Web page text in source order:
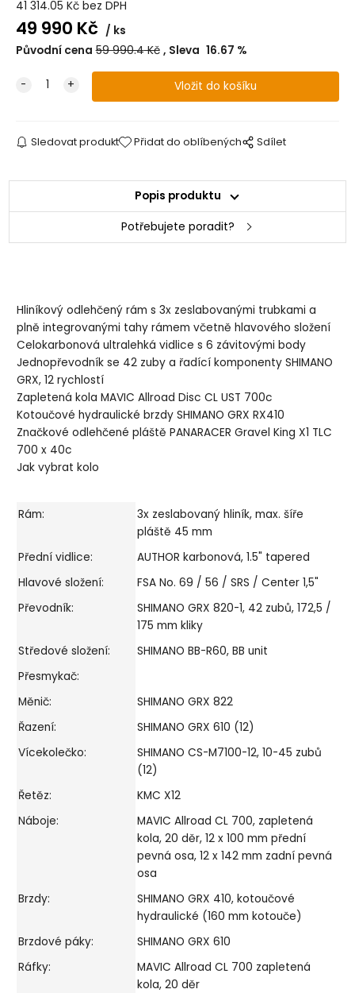
41 314.05 Kč bez DPH
49 990 Kč
ks
Původní cena 59 990.4Kč Sleva 16.67 %
Sledovat produkt Přidat do oblíbených Sdílet
Popis produktu
Potřebujete poradit?
Hliníkový odlehčený rám s 3x zeslabovanými trubkami a
plně integrovanými tahy rámem včetně hlavového složení
Celokarbonová ultralehká vidlice s 6 závitovými body
Jednopřevodník se 42 zuby a řadící komponenty SHIMANO
GRX, 12 rychlostí
Zapletená kola MAVIC Allroad Disc CL UST 700c
Kotoučové hydraulické brzdy SHIMANO GRX RX410
Značkové odlehčené pláště PANARACER Gravel King X1 TLC
700 x 40c
Jak vybrat kolo
Rám:
3x zeslabovaný hliník, max. šíře
pláště 45 mm
Přední vidlice:
AUTHOR karbonová, 1.5" tapered
Hlavové složení:
FSA No. 69 / 56 / SRS / Center 1,5"
Převodník:
SHIMANO GRX 820-1, 42 zubů, 172,5 /
175 mm kliky
Středové složení:
SHIMANO BB-R60, BB unit
Přesmykač:
Měnič:
SHIMANO GRX 822
Řazení:
SHIMANO GRX 610 (12)
Vícekolečko:
SHIMANO CS-M7100-12, 10-45 zubů
(12)
Řetěz:
KMC X12
Náboje:
MAVIC Allroad CL 700, zapletená
kola, 20 děr, 12 x 100 mm přední
pevná osa, 12 x 142 mm zadní pevná
osa
Brzdy:
SHIMANO GRX 410, kotoučové
hydraulické (160 mm kotouče)
Brzdové páky:
SHIMANO GRX 610
Ráfky:
MAVIC Allroad CL 700 zapletená
kola, 20 děr